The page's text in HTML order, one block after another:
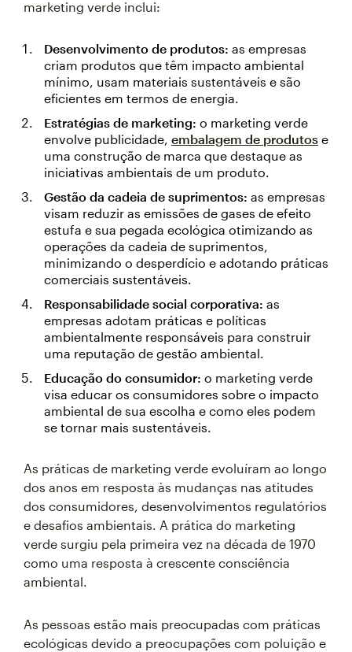
marketing verde inclui:
Desenvolvimento de produtos: as empresas
criam produtos que têm impacto ambiental
mínimo, usam materiais sustentáveis e são
eficientes em termos de energia.
Estratégias de marketing: o marketing verde
envolve publicidade, embalagem de produtos e
uma construção de marca que destaque as
iniciativas ambientais de um produto.
Gestão da cadeia de suprimentos: as empresas
visam reduzir as emissões de gases de efeito
estufa e sua pegada ecológica otimizando as
operações da cadeia de suprimentos,
minimizando o desperdício e adotando práticas
comerciais sustentáveis.
Responsabilidade social corporativa: as
empresas adotam práticas e políticas
ambientalmente responsáveis para construir
uma reputação de gestão ambiental.
Educação do consumidor: o marketing verde
visa educar os consumidores sobre o impacto
ambiental de sua escolha e como eles podem
se tornar mais sustentáveis.
As práticas de marketing verde evoluíram ao longo
dos anos em resposta às mudanças nas atitudes
dos consumidores, desenvolvimentos regulatórios
e desafios ambientais. A prática do marketing
verde surgiu pela primeira vez na década de 1970
como uma resposta à crescente consciência
ambiental.
As pessoas estão mais preocupadas com práticas
ecológicas devido a preocupações com poluição e